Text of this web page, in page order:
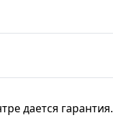
дается гарантия.